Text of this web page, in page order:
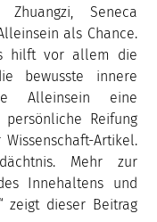
Zhuangzi, Seneca
als Chance.
hilft vor allem die
bewusste innere
Alleinsein eine
Reifung
Artikel.
Mehr zur
Innehaltens und
zeigt dieser Beitrag